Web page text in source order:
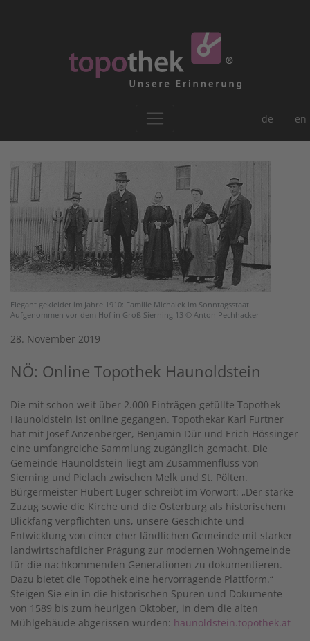
de en
Elegant gekleidet im Jahre 1910: Familie Michalek im Sonntagsstaat.
Aufgenommen vor dem Hof in Groß Sierning 13 © Anton Pechhacker
28. November 2019
NÖ: Online Topothek Haunoldstein
Die mit schon weit über 2.000 Einträgen gefüllte Topothek
Haunoldstein ist online gegangen. Topothekar Karl Furtner
hat mit Josef Anzenberger, Benjamin Dür und Erich Hössinger
eine umfangreiche Sammlung zugänglich gemacht. Die
Gemeinde Haunoldstein liegt am Zusammenfluss von
Sierning und Pielach zwischen Melk und St. Pölten.
Bürgermeister Hubert Luger schreibt im Vorwort: „Der starke
Zuzug sowie die Kirche und die Osterburg als historischem
Blickfang verpflichten uns, unsere Geschichte und
Entwicklung von einer eher ländlichen Gemeinde mit starker
landwirtschaftlicher Prägung zur modernen Wohngemeinde
für die nachkommenden Generationen zu dokumentieren.
Dazu bietet die Topothek eine hervorragende Plattform.“
Steigen Sie ein in die historischen Spuren und Dokumente
von 1589 bis zum heurigen Oktober, in dem die alten
Mühlgebäude abgerissen wurden: haunoldstein.topothek.at